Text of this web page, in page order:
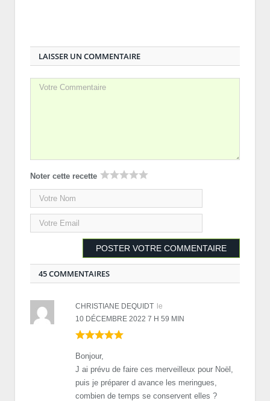
LAISSER UN COMMENTAIRE
Noter cette recette
45 COMMENTAIRES
CHRISTIANE DEQUIDT le
10 DÉCEMBRE 2022 7 H 59 MIN
Bonjour,
J ai prévu de faire ces merveilleux pour Noël,
puis je préparer d avance les meringues,
combien de temps se conservent elles ?